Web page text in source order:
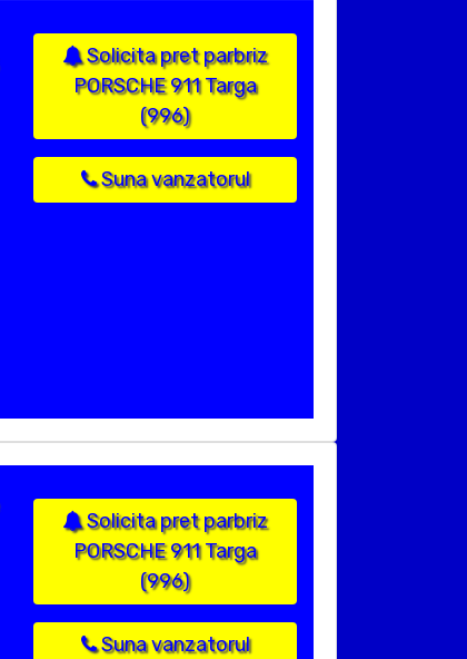
Solicita pret parbriz
PORSCHE 911 Targa
(996)
Suna vanzatorul
Solicita pret parbriz
PORSCHE 911 Targa
(996)
Suna vanzatorul